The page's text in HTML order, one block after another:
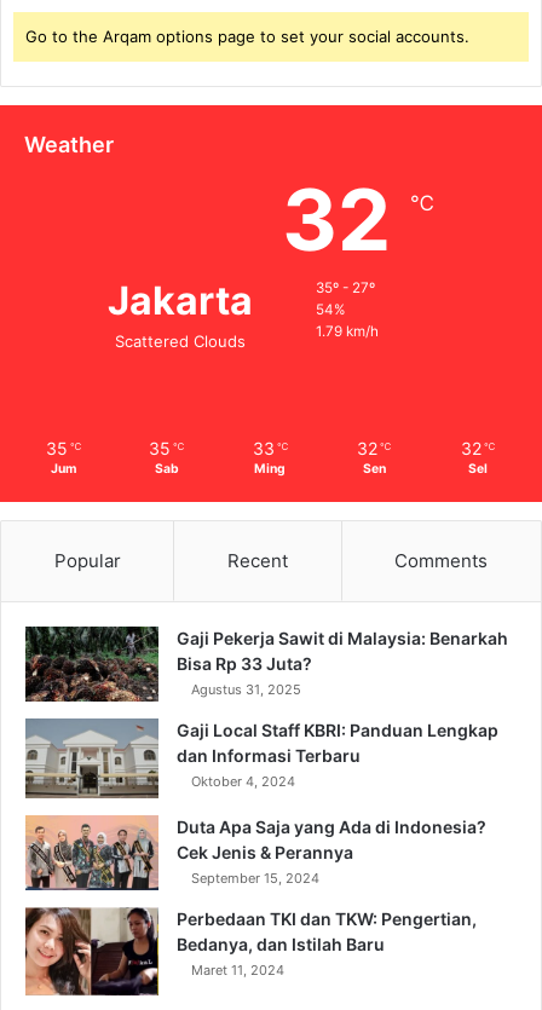
Go to the Arqam options page to set your social accounts.
Weather
Jakarta
Scattered Clouds
32 ℃
35º - 27º
54%
1.79 km/h
35 ℃
Jum
35 ℃
Sab
33 ℃
Ming
32 ℃
Sen
32 ℃
Sel
Popular Recent Comments
Gaji Pekerja Sawit di Malaysia: Benarkah
Bisa Rp 33 Juta?
Agustus 31, 2025
Gaji Local Staff KBRI: Panduan Lengkap
dan Informasi Terbaru
Oktober 4, 2024
Duta Apa Saja yang Ada di Indonesia?
Cek Jenis & Perannya
September 15, 2024
Perbedaan TKI dan TKW: Pengertian,
Bedanya, dan Istilah Baru
Maret 11, 2024